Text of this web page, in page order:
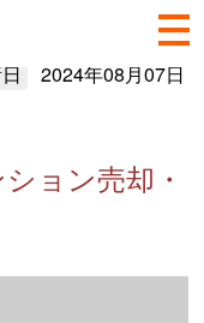
2024年08月07日
ョン売却・